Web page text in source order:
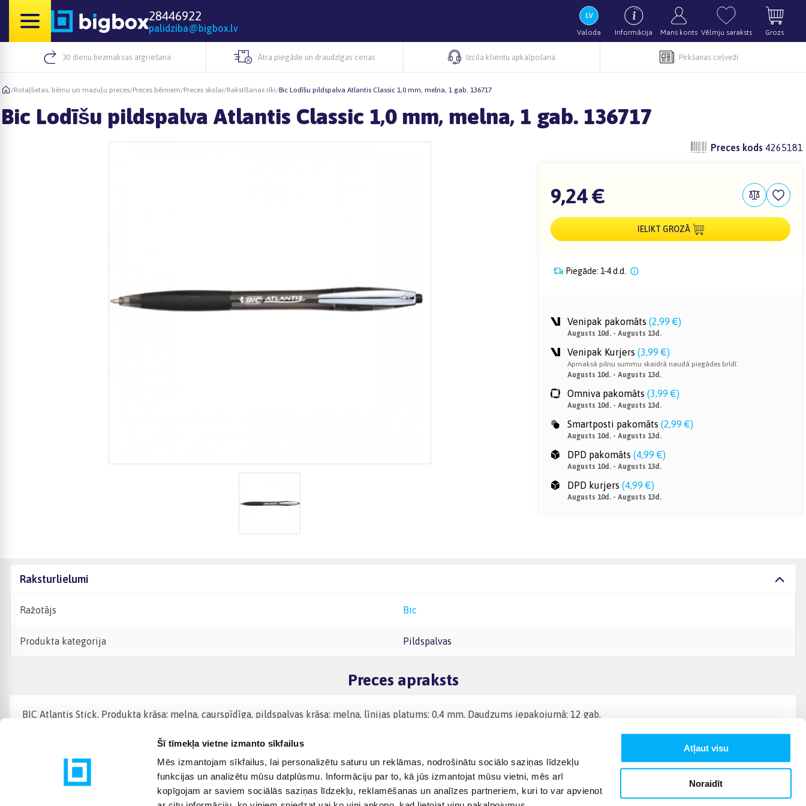
Šī tīmekļa vietne izmanto sīkfailus
Mēs izmantojam sīkfailus, lai personalizētu saturu un reklāmas, nodrošinātu sociālo saziņas līdzekļu
funkcijas un analizētu mūsu datplūsmu. Informāciju par to, kā jūs izmantojat mūsu vietni, mēs arī
kopīgojam ar saviem sociālās saziņas līdzekļu, reklamēšanas un analīzes partneriem, kuri to var apvienot
Atļaut visu
Noraidīt
28446922
palidziba@bigbox.lv Valoda Informācija Mans konts Vēlmju saraksts Grozs
30 dienu bezmaksas atgriešana Ātra piegāde un draudzīgas cenas Izcila klientu apkalpošana Pirkšanas ceļveži
/Rotaļlietas, bērnu un mazuļu preces/Preces bērniem/Preces skolai/Rakstīšanas rīki/Bic Lodīšu pildspalva Atlantis Classic 1,0 mm, melna, 1 gab. 136717
Bic Lodīšu pildspalva Atlantis Classic 1,0 mm, melna, 1 gab. 136717
Preces kods 4265181
9,24 €
IELIKT GROZĀ
Piegāde: 1-4 d.d.
Venipak pakomāts (2,99 €)
Augusts 10d. - Augusts 13d.
Venipak Kurjers (3,99 €)
Apmaksā pilnu summu skaidrā naudā piegādes brīdī.
Augusts 10d. - Augusts 13d.
Omniva pakomāts (3,99 €)
Augusts 10d. - Augusts 13d.
Smartposti pakomāts (2,99 €)
Augusts 10d. - Augusts 13d.
DPD pakomāts (4,99 €)
Augusts 10d. - Augusts 13d.
DPD kurjers (4,99 €)
Augusts 10d. - Augusts 13d.
Raksturlielumi
Ražotājs Bic
Produkta kategorija Pildspalvas
Preces apraksts
BIC Atlantis Stick. Produkta krāsa: melna, caurspīdīga, pildspalvas krāsa: melna, līnijas platums: 0,4 mm. Daudzums iepakojumā: 12 gab.